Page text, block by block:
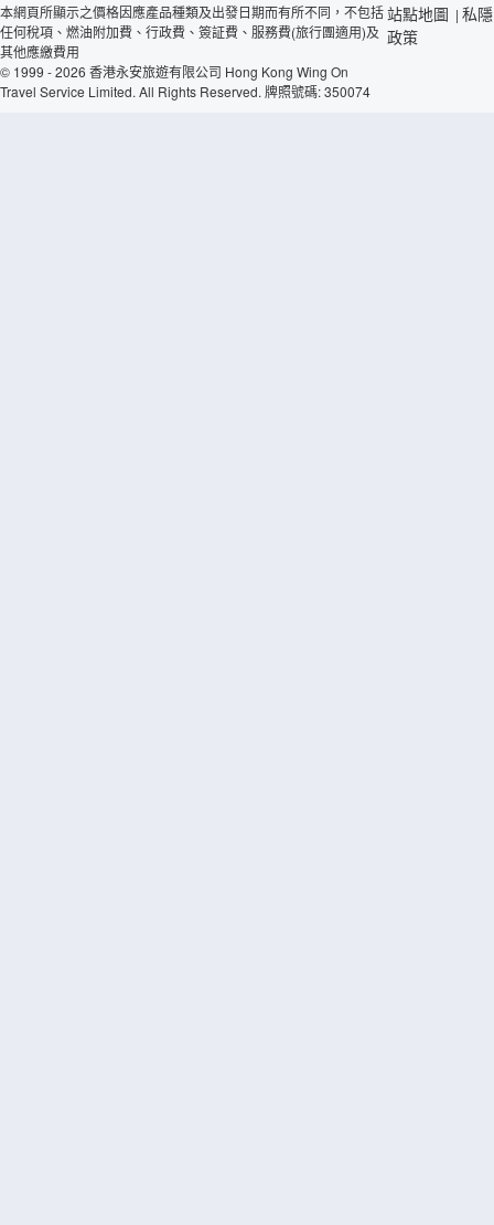
本網頁所顯示之價格因應產品種類及出發日期而有所不同，不包括
任何稅項、燃油附加費、行政費、簽証費、服務費(旅行團適用)及
其他應繳費用
© 1999 - 2026 香港永安旅遊有限公司 Hong Kong Wing On
Travel Service Limited. All Rights Reserved. 牌照號碼: 350074
站點地圖 | 私隱
政策